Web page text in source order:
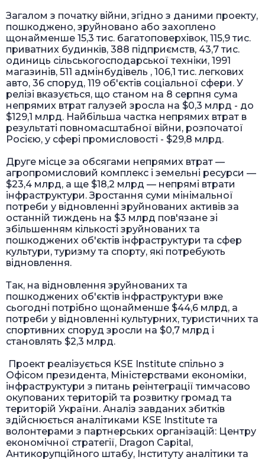
Загалом з початку війни, згідно з даними проекту,
пошкоджено, зруйновано або захоплено
щонайменше 15,3 тис. багатоповерхівок, 115,9 тис.
приватних будинків, 388 підприємств, 43,7 тис.
одиниць сільськогосподарської техніки, 1991
магазинів, 511 адмінбудівель , 106,1 тис. легкових
авто, 36 споруд, 119 об'єктів соціальної сфери. У
релізі вказується, що станом на 8 серпня сума
непрямих втрат галузей зросла на $0,3 млрд - до
$129,1 млрд. Найбільша частка непрямих втрат в
результаті повномасштабної війни, розпочатої
Росією, у сфері промисловості - $29,8 млрд.
Друге місце за обсягами непрямих втрат —
агропромисловий комплекс і земельні ресурси —
$23,4 млрд, а ще $18,2 млрд — непрямі втрати
інфраструктури. Зростання суми мінімальної
потреби у відновленні зруйнованих активів за
останній тиждень на $3 млрд пов'язане зі
збільшенням кількості зруйнованих та
пошкоджених об'єктів інфраструктури та сфер
культури, туризму та спорту, які потребують
відновлення.
Так, на відновлення зруйнованих та
пошкоджених об'єктів інфраструктури вже
сьогодні потрібно щонайменше $44,6 млрд, а
потреби у відновленні культурних, туристичних та
спортивних споруд зросли на $0,7 млрд і
становлять $2,3 млрд.
Проект реалізується KSE Institute спільно з
Офісом президента, Міністерствами економіки,
інфраструктури з питань реінтеграції тимчасово
окупованих територій та розвитку громад та
територій України. Аналіз завданих збитків
здійснюється аналітиками KSE Institute та
волонтерами з партнерських організацій: Центру
економічної стратегії, Dragon Capital,
Антикорупційного штабу, Інституту аналітики та